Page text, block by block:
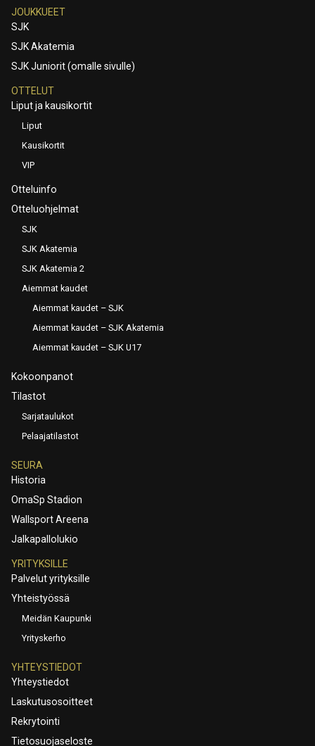
JOUKKUEET
SJK
SJK Akatemia
SJK Juniorit (omalle sivulle)
OTTELUT
Liput ja kausikortit
Liput
Kausikortit
VIP
Otteluinfo
Otteluohjelmat
SJK
SJK Akatemia
SJK Akatemia 2
Aiemmat kaudet
Aiemmat kaudet – SJK
Aiemmat kaudet – SJK Akatemia
Aiemmat kaudet – SJK U17
Kokoonpanot
Tilastot
Sarjataulukot
Pelaajatilastot
SEURA
Historia
OmaSp Stadion
Wallsport Areena
Jalkapallolukio
YRITYKSILLE
Palvelut yrityksille
Yhteistyössä
Meidän Kaupunki
Yrityskerho
YHTEYSTIEDOT
Yhteystiedot
Laskutusosoitteet
Rekrytointi
Tietosuojaseloste